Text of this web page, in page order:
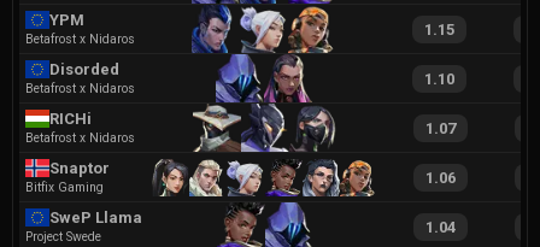
YPM
Betafrost x Nidaros
1.15
Disorded
Betafrost x Nidaros
1.10
RICHi
Betafrost x Nidaros
1.07
Snaptor
Bitfix Gaming
1.06
SweP Llama
Project Swede
1.04